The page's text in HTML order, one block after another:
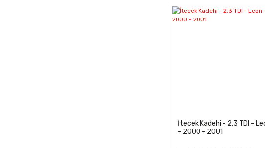
İtecek Kadehi - 2.3 TDI -
- 2000 - 2001